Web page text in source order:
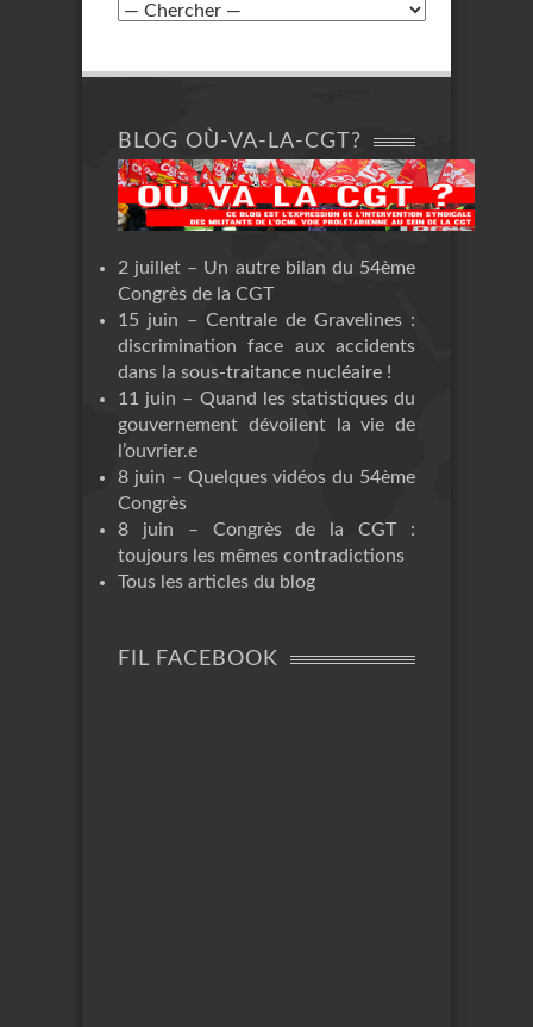
BLOG OÙ-VA-LA-CGT?
2 juillet – Un autre bilan du 54ème
Congrès de la CGT
15 juin – Centrale de Gravelines :
discrimination face aux accidents
dans la sous-traitance nucléaire !
11 juin – Quand les statistiques du
gouvernement dévoilent la vie de
l’ouvrier.e
8 juin – Quelques vidéos du 54ème
Congrès
8 juin – Congrès de la CGT :
toujours les mêmes contradictions
Tous les articles du blog
FIL FACEBOOK